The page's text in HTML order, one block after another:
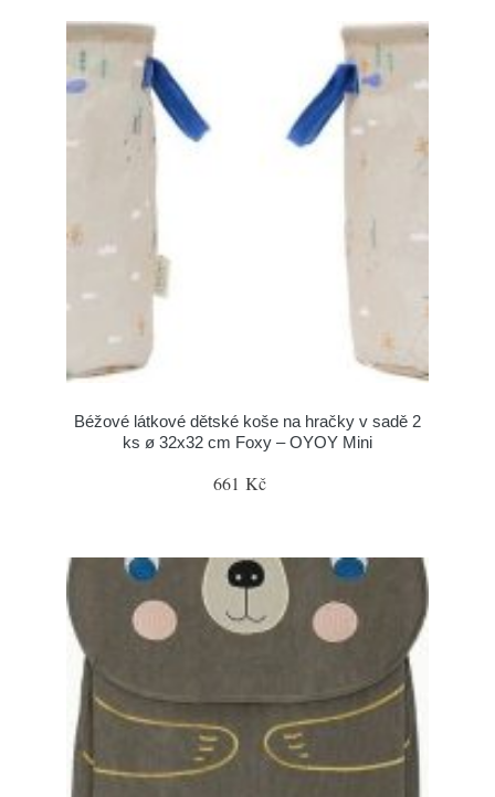
Béžové látkové dětské koše na hračky v sadě 2
ks ø 32x32 cm Foxy – OYOY Mini
661 Kč